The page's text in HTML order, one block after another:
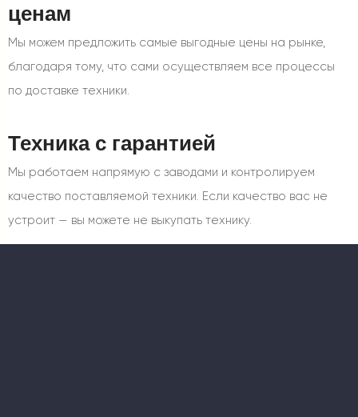
ценам
Мы можем предложить самые выгодные цены на рынке,
благодаря тому, что сами осуществляем все процессы
по доставке техники.
Техника с гарантией
Мы работаем напрямую с заводами и контролируем
качество поставляемой техники. Если качество вас не
устроит — вы можете не выкупать технику.